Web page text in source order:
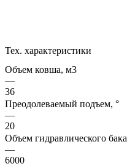
Тех. характеристики
Объем ковша, м3
—
36
Преодолеваемый подъем, °
—
20
Объем гидравлического бака
—
6000